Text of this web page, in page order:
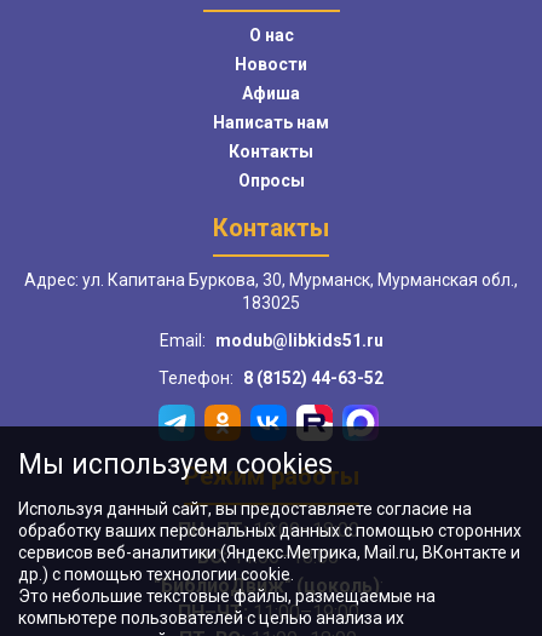
О нас
Новости
Афиша
Написать нам
Контакты
Опросы
Контакты
Адрес: ул. Капитана Буркова, 30, Мурманск, Мурманская обл.,
183025
Email:
modub@libkids51.ru
Телефон:
8 (8152) 44-63-52
Режим работы
ПН–ПТ:10:00–18:00
ВС:11:00–18:00
"БиблиоДвиж" (цоколь):
ПН–ЧТ:11:00–19:00
Мы используем cookies
Используя данный сайт, вы предоставляете согласие на
обработку ваших персональных данных с помощью сторонних
сервисов веб-аналитики (Яндекс.Метрика, Mail.ru, ВКонтакте и
др.) с помощью технологии cookie.
Это небольшие текстовые файлы, размещаемые на
компьютере пользователей с целью анализа их